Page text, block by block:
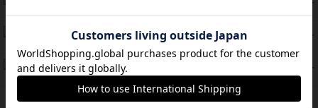
PT
PT
スーパーストア3000
PT
フリップ７：復讐心とともに
紹介文なし 2件の投稿